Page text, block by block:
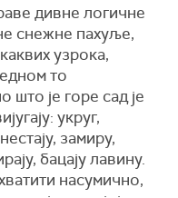
дивне логичне
снежне пахуље,
узрока,
то
што је горе сад је
укруг,
замиру,
бацају лавину.
насумично,